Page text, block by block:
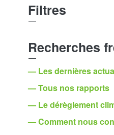
Filtres
Recherches
— Les dernières
— Tous nos rapports
— Le dérèglement
— Comment nous